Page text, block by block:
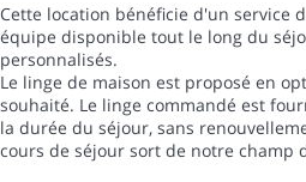
Cette location bénéficie d'un service
équipe disponible tout le long du
personnalisés.
Le linge de maison est proposé en
souhaité. Le linge commandé est
la durée du séjour, sans
cours de séjour sort de notre champ